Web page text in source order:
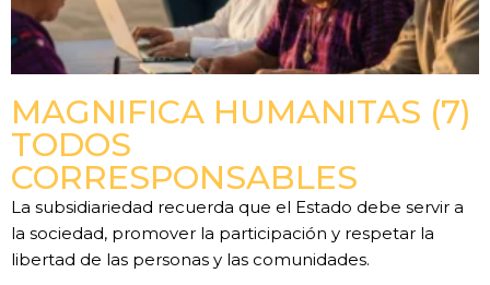
MAGNIFICA HUMANITAS (7)
TODOS
CORRESPONSABLES
La subsidiariedad recuerda que el Estado debe servir a
la sociedad, promover la participación y respetar la
libertad de las personas y las comunidades.